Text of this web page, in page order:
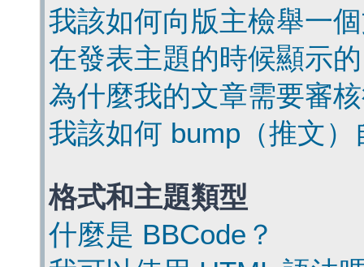
我該如何向版主檢舉一
在發表主題的時候顯示
為什麼我的文章需要審
我該如何 bump（推文
格式和主題類型
什麼是 BBCode？